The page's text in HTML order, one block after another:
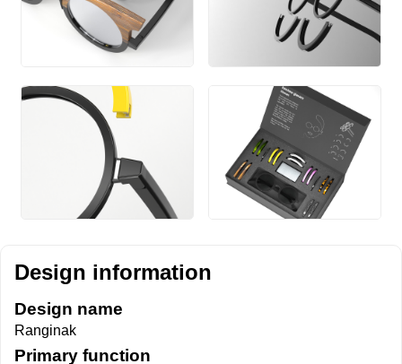
Design information
Design name
Ranginak
Primary function